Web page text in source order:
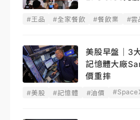
#王品 #全家餐飲 #餐飲業 #雲
美股早盤｜3
記憶體大廠
價重摔
#美股 #記憶體 #油價